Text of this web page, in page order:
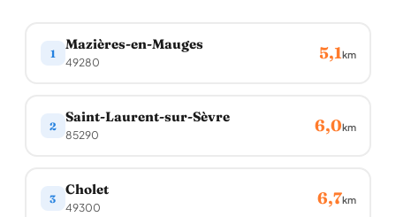
1
Mazières-en-Mauges
49280 5,1km
2
Saint-Laurent-sur-Sèvre
85290 6,0km
3
Cholet
49300 6,7km